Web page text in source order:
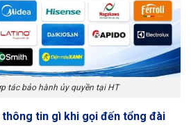
tác bảo hành ủy quyền tại HT
thông tin gì khi gọi đến tổng đài